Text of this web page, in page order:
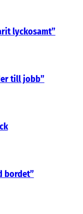
lyckosamt”
till jobb”
bordet”